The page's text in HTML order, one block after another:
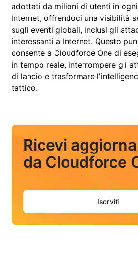
adottati da milioni di utenti in
Internet, offrendoci una visibilità
sugli eventi globali, inclusi gli
interessanti a Internet. Questo
consente a Cloudforce One di
in tempo reale, interrompere gli
di lancio e trasformare
tattico.
Ricevi
da Cloudforce
Iscriviti